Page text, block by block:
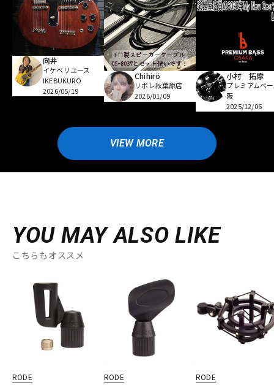
向井
イケベリユース
IKEBUKURO
2026/05/19
Chihirö
リボレ秋葉原店
2026/01/09
小村 拓摩
プレミアムベ
阪
2025/12/06
VIEW MORE
YOU MAY ALSO LIKE
こちらもオススメ
RODE RODE RODE